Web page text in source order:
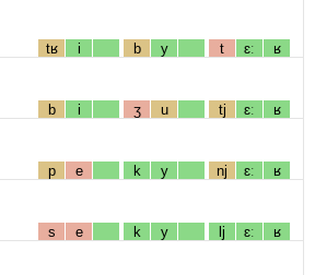
tʁ i b y t ɛː ʁ
b i ʒ u tj ɛː ʁ
p e k y nj ɛː ʁ
s e k y lj ɛː ʁ